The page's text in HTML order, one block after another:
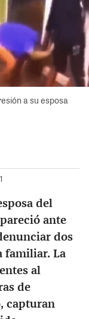
a su esposa
del
ante
dos
familiar. La
al
de
capturan